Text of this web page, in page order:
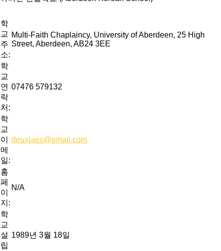
학
교
주
소:
Multi-Faith Chaplaincy, University of Aberdeen, 25 High
Street, Aberdeen, AB24 3EE
학
교
연
락
처:
07476 579132
학
교
이
메
일:
deuxjaes@gmail.com
홈
페
이
지:
N/A
학
교
설
립
1989년 3월 18일